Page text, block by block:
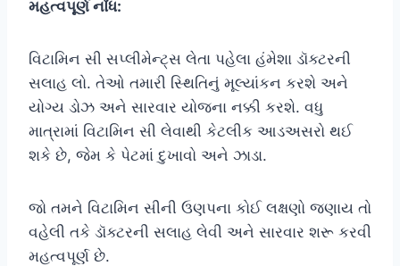
મહત્વપૂર્ણ નોંધ:
વિટામિન સી સપ્લીમેન્ટ્સ લેતા પહેલા હંમેશા ડૉક્ટરની
સલાહ લો. તેઓ તમારી સ્થિતિનું મૂલ્યાંકન કરશે અને
યોગ્ય ડોઝ અને સારવાર યોજના નક્કી કરશે. વધુ
માત્રામાં વિટામિન સી લેવાથી કેટલીક આડઅસરો થઈ
શકે છે, જેમ કે પેટમાં દુખાવો અને ઝાડા.
જો તમને વિટામિન સીની ઉણપના કોઈ લક્ષણો જણાય તો
વહેલી તકે ડૉક્ટરની સલાહ લેવી અને સારવાર શરૂ કરવી
મહત્વપૂર્ણ છે.